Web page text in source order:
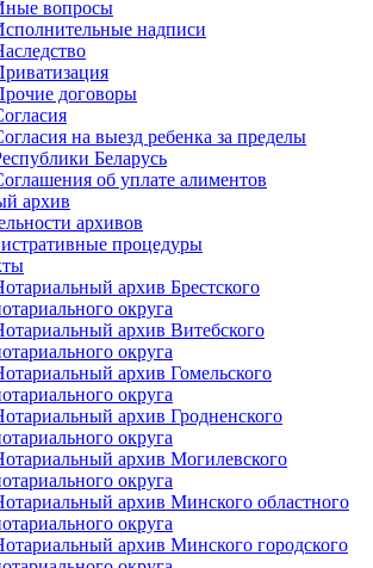
вопросы
надписи
договоры
на выезд ребенка за пределы
Беларусь
об уплате алиментов
архив
архивов
процедуры
архив Брестского
округа
архив Витебского
округа
архив Гомельского
округа
архив Гродненского
округа
архив Могилевского
округа
архив Минского областного
округа
архив Минского городского